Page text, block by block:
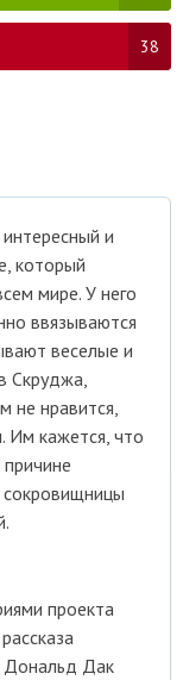
38
и
который
мире. У него
ввязываются
веселые и
Скруджа,
не нравится,
Им кажется, что
проекта
Дональд Дак